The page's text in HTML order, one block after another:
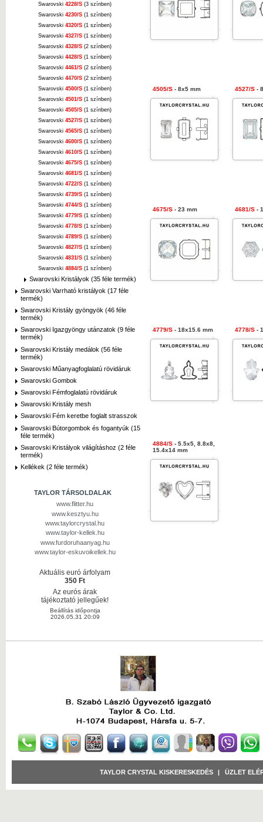
Swarovski 4228/S (3 színben)
Swarovski 4230/S (1 színben)
Swarovski 4320/S (1 színben)
Swarovski 4327/S (1 színben)
Swarovski 4328/S (2 színben)
Swarovski 4428/S (1 színben)
Swarovski 4461/S (2 színben)
Swarovski 4470/S (2 színben)
Swarovski 4500/S (1 színben)
Swarovski 4501/S (1 színben)
Swarovski 4505/S (1 színben)
Swarovski 4527/S (1 színben)
Swarovski 4565/S (1 színben)
Swarovski 4600/S (1 színben)
Swarovski 4610/S (1 színben)
Swarovski 4675/S (1 színben)
Swarovski 4681/S (1 színben)
Swarovski 4722/S (1 színben)
Swarovski 4739/S (1 színben)
Swarovski 4744/S (1 színben)
Swarovski 4779/S (1 színben)
Swarovski 4778/S (1 színben)
Swarovski 4789/S (1 színben)
Swarovski 4827/S (1 színben)
Swarovski 4831/S (1 színben)
Swarovski 4884/S (1 színben)
Swarovski Kristályok (35 féle termék)
Swarovski Varrható kristályok (17 féle
termék)
Swarovski Kristály gyöngyök (46 féle
termék)
Swarovski Igazgyöngy utánzatok (9 féle
termék)
Swarovski Kristály medálok (56 féle
termék)
Swarovski Műanyagfoglalatú rövidáruk
Swarovski Gombok
Swarovski Fémfoglalatú rövidáruk
Swarovski Kristály mesh
Swarovski Fém keretbe foglalt strasszok
Swarovski Bútorgombok és fogantyúk (15
féle termék)
Swarovski Kristályok világításhoz (2 féle
termék)
Kellékek (2 féle termék)
TAYLOR TÁRSOLDALAK
www.flitter.hu
www.kesztyu.hu
www.taylorcrystal.hu
www.taylor-kellek.hu
www.furdoruhaanyag.hu
www.taylor-eskuvoikellek.hu
Aktuális euró árfolyam
350 Ft
Az eurós árak
tájékoztató jellegűek!
Beállítás időpontja
2026.05.31 20:09
4505/S - 8x5 mm 4527/S -
4675/S - 23 mm 4681/S -
4779/S - 18x15.6 mm 4778/S -
4884/S - 5.5x5, 8.8x8,
15.4x14 mm
TAYLOR CRYSTAL KISKERESKEDÉS ÜZLET